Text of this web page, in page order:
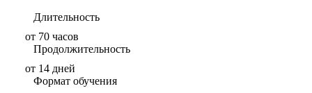
Длительность
от 70 часов
Продолжительность
от 14 дней
Формат обучения